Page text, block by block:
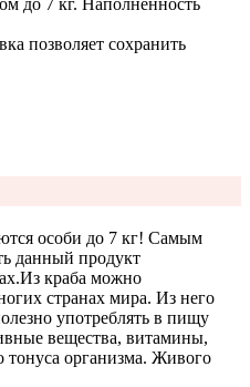
позволяет сохранить
особи до 7 кг! Самым
данный продукт
Из краба можно
странах мира. Из него
употреблять в пищу
вещества, витамины,
организма. Живого